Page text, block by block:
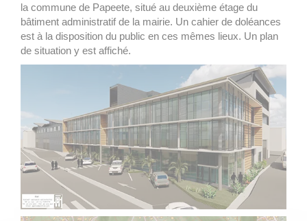
la commune de Papeete, situé au deuxième étage du
bâtiment administratif de la mairie. Un cahier de doléances
est à la disposition du public en ces mêmes lieux. Un plan
de situation y est affiché.